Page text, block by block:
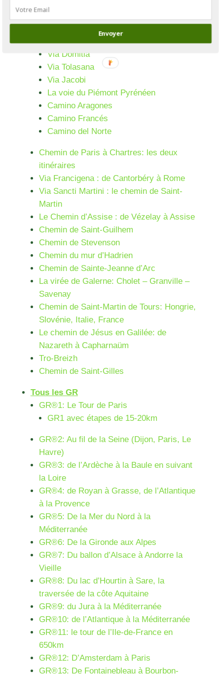
Via Vezeliensis
Via Podiensis
Via Domitia
Via Tolasana
Via Jacobi
La voie du Piémont Pyrénéen
Camino Aragones
Camino Francés
Camino del Norte
Chemin de Paris à Chartres: les deux
itinéraires
Via Francigena : de Cantorbéry à Rome
Via Sancti Martini : le chemin de Saint-
Martin
Le Chemin d’Assise : de Vézelay à Assise
Chemin de Saint-Guilhem
Chemin de Stevenson
Chemin du mur d’Hadrien
Chemin de Sainte-Jeanne d’Arc
La virée de Galerne: Cholet – Granville –
Savenay
Chemin de Saint-Martin de Tours: Hongrie,
Slovénie, Italie, France
Le chemin de Jésus en Galilée: de
Nazareth à Capharnaüm
Tro-Breizh
Chemin de Saint-Gilles
Tous les GR
GR®1: Le Tour de Paris
GR1 avec étapes de 15-20km
GR®2: Au fil de la Seine (Dijon, Paris, Le
Havre)
GR®3: de l’Ardèche à la Baule en suivant
la Loire
GR®4: de Royan à Grasse, de l’Atlantique
à la Provence
GR®5: De la Mer du Nord à la
Méditerranée
GR®6: De la Gironde aux Alpes
GR®7: Du ballon d’Alsace à Andorre la
Vieille
GR®8: Du lac d’Hourtin à Sare, la
traversée de la côte Aquitaine
GR®9: du Jura à la Méditerranée
GR®10: de l’Atlantique à la Méditerranée
GR®11: le tour de l’Ile-de-France en
650km
GR®12: D’Amsterdam à Paris
GR®13: De Fontainebleau à Bourbon-
Envoyer